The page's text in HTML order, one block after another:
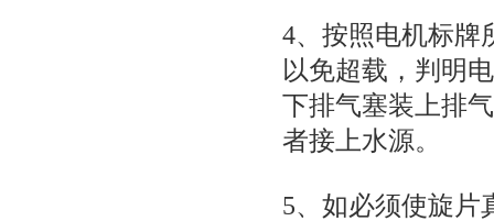
4、按照电机标牌
以免超载，判明
下排气塞装上排
者接上水源。
5、如必须使旋片